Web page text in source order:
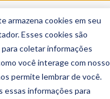
armazena cookies em seu
Esses cookies são
coletar informações
você interage com nosso
permite lembrar de você.
essas informações para